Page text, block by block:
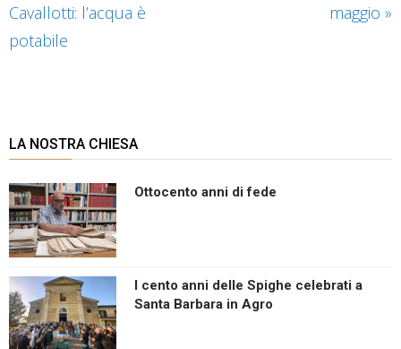
Cavallotti: l’acqua è
potabile
maggio »
LA NOSTRA CHIESA
Ottocento anni di fede
I cento anni delle Spighe celebrati a
Santa Barbara in Agro